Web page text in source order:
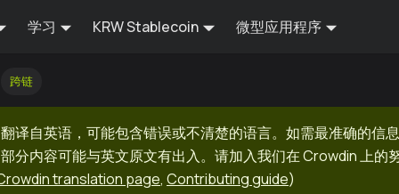
学习 KRW Stablecoin 微型应用程序
跨链
译自英语，可能包含错误或不清楚的语言。如需最准确的信
分内容可能与英文原文有出入。请加入我们在 Crowdin 上的
translation page, Contributing guide)